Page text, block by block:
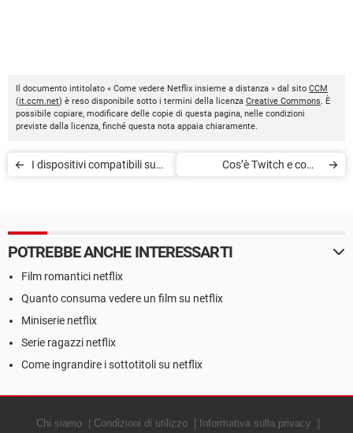
Il documento intitolato « Come vedere Netflix insieme a distanza » dal sito CCM
(it.ccm.net) è reso disponibile sotto i termini della licenza Creative Commons. È
possibile copiare, modificare delle copie di questa pagina, nelle condizioni
previste dalla licenza, finché questa nota appaia chiaramente.
I dispositivi compatibili su
Cos’è Twitch e come
POTREBBE ANCHE INTERESSARTI
Film romantici netflix
Quanto consuma vedere un film su netflix
Miniserie netflix
Serie ragazzi netflix
Come ingrandire i sottotitoli su netflix
Chi siamo Condizioni di utilizzo Informativa sulla privacy